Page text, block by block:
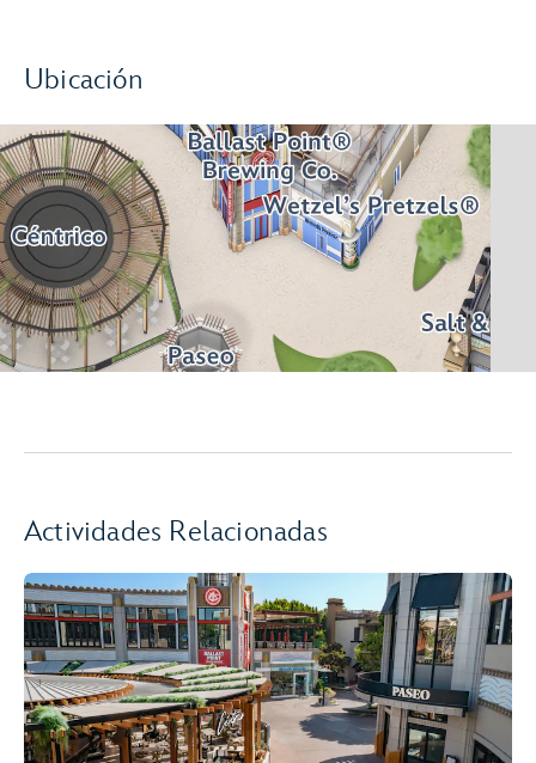
Ubicación
Actividades Relacionadas